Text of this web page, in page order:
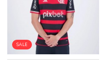
SALE